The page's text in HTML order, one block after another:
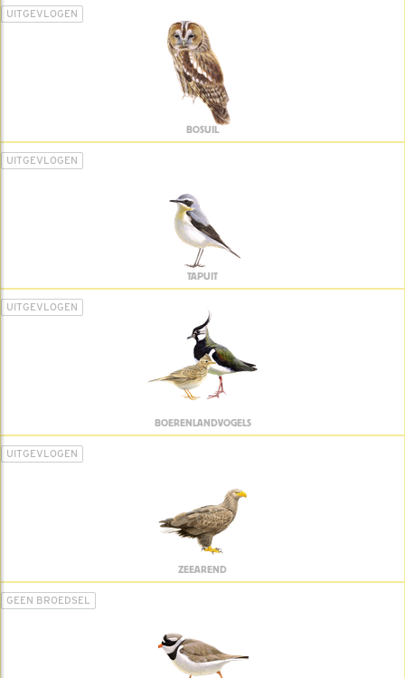
UITGEVLOGEN
BOSUIL
UITGEVLOGEN
TAPUIT
UITGEVLOGEN
BOERENLANDVOGELS
UITGEVLOGEN
ZEEAREND
GEEN BROEDSEL